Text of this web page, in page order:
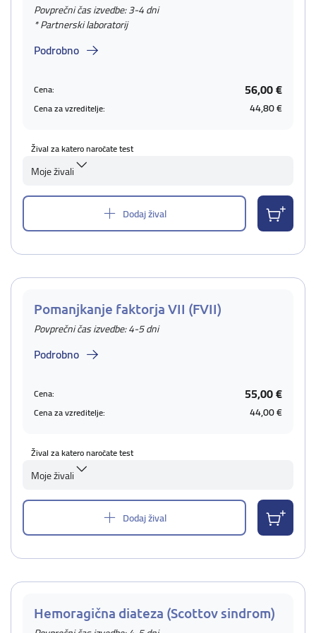
Povprečni čas izvedbe: 3-4 dni
* Partnerski laboratorij
Podrobno
Cena: 56,00 €
Cena za vzreditelje: 44,80 €
Žival za katero naročate test
Moje živali
Dodaj žival
Pomanjkanje faktorja VII (FVII)
Povprečni čas izvedbe: 4-5 dni
Podrobno
Cena: 55,00 €
Cena za vzreditelje: 44,00 €
Žival za katero naročate test
Moje živali
Dodaj žival
Hemoragična diateza (Scottov sindrom)